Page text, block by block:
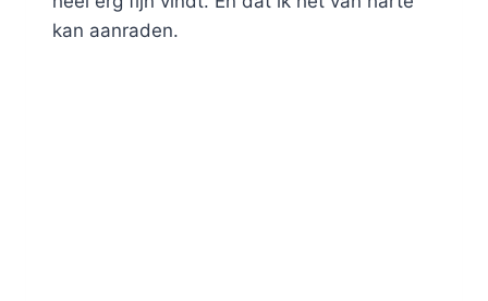
kan aanraden.